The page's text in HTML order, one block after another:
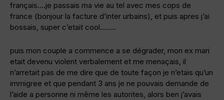
français….je passais ma vie au tel avec mes cops de
france (bonjour la facture d’inter urbains), et puis apres j’ai
bossais, super c’etait cool……..
puis mon couple a commence a se dégrader, mon ex mari
etait devenu violent verbalement et me menaçais, il
n’arretait pas de me dire que de toute façon je n’etais qu’un
immigree et que pendant 3 ans je ne pouvais demande de
l’aide a personne ni même les autorites, alors ben j’avais